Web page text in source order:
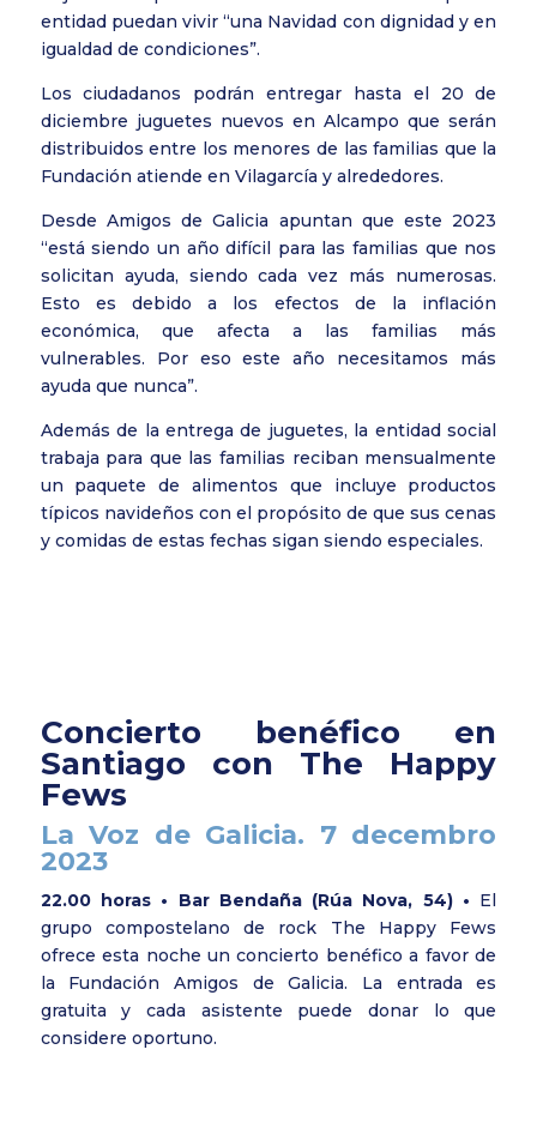
entidad puedan vivir “una Navidad con dignidad y en
igualdad de condiciones”.
Los ciudadanos podrán entregar hasta el 20 de
diciembre juguetes nuevos en Alcampo que serán
distribuidos entre los menores de las familias que la
Fundación atiende en Vilagarcía y alrededores.
Desde Amigos de Galicia apuntan que este 2023
“está siendo un año difícil para las familias que nos
solicitan ayuda, siendo cada vez más numerosas.
Esto es debido a los efectos de la inflación
económica, que afecta a las familias más
vulnerables. Por eso este año necesitamos más
ayuda que nunca”.
Además de la entrega de juguetes, la entidad social
trabaja para que las familias reciban mensualmente
un paquete de alimentos que incluye productos
típicos navideños con el propósito de que sus cenas
y comidas de estas fechas sigan siendo especiales.
Concierto benéfico en
Santiago con The Happy
Fews
La Voz de Galicia. 7 decembro
2023
22.00 horas • Bar Bendaña (Rúa Nova, 54) • El
grupo compostelano de rock The Happy Fews
ofrece esta noche un concierto benéfico a favor de
la Fundación Amigos de Galicia. La entrada es
gratuita y cada asistente puede donar lo que
considere oportuno.